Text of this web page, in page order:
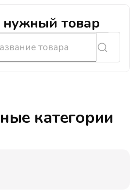
товар
категории